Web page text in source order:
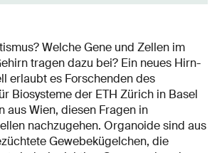
Welche Gene und Zellen im
tragen dazu bei? Ein neues Hirn-
erlaubt es Forschenden des
Biosysteme der ETH Zürich in Basel
aus Wien, diesen Fragen in
nachzugehen. Organoide sind aus
Gewebekügelchen, die